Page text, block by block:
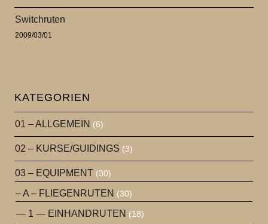
Switchruten
2009/03/01
KATEGORIEN
01 – ALLGEMEIN (6)
02 – KURSE/GUIDINGS (3)
03 – EQUIPMENT (30)
– A – FLIEGENRUTEN (30)
— 1 — EINHANDRUTEN (18)